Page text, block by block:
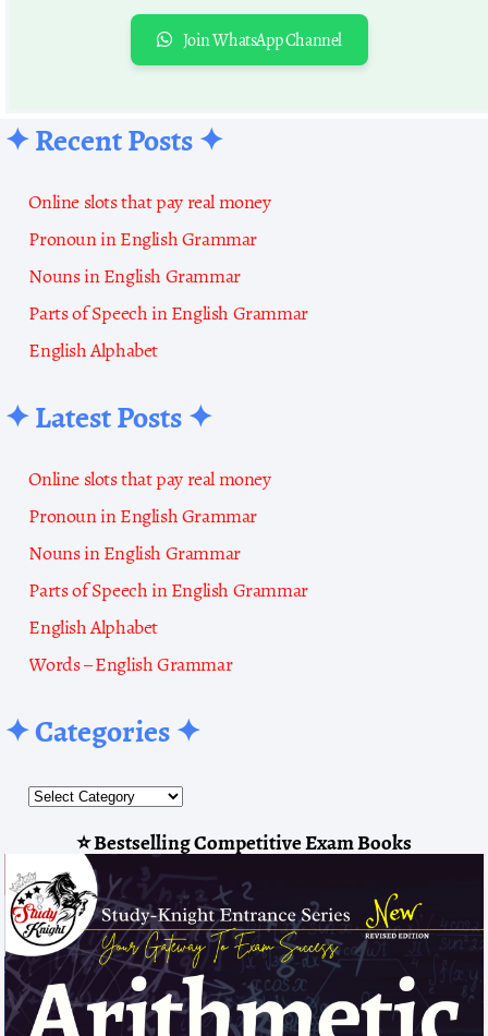
Join WhatsApp Channel
✦ Recent Posts ✦
Online slots that pay real money
Pronoun in English Grammar
Nouns in English Grammar
Parts of Speech in English Grammar
English Alphabet
✦ Latest Posts ✦
Online slots that pay real money
Pronoun in English Grammar
Nouns in English Grammar
Parts of Speech in English Grammar
English Alphabet
Words – English Grammar
✦ Categories ✦
⭐ Bestselling Competitive Exam Books